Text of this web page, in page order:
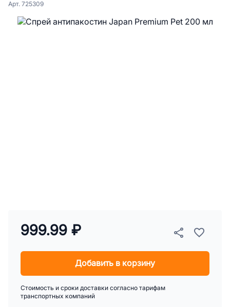
Арт. 725309
999.99 ₽
Добавить в корзину
Стоимость и сроки доставки согласно тарифам
транспортных компаний